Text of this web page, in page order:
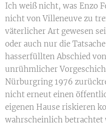
Ich weiß nicht, was Enzo
nicht von Villeneuve zu
väterlicher Art gewesen
oder auch nur die
hasserfüllten Abschied
unrühmlicher
Nürburgring 1976
nicht erneut einen
eigenen Hause riskieren
wahrscheinlich betrachtet